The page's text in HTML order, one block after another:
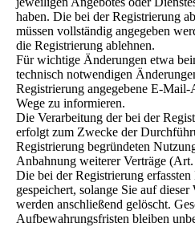
haben. Die bei der Registrierung
müssen vollständig angegeben
die Registrierung ablehnen.
Für wichtige Änderungen etwa
technisch notwendigen
Registrierung angegebene E-Mail-
Wege zu informieren.
Die Verarbeitung der bei der
erfolgt zum Zwecke der
Registrierung begründeten
Anbahnung weiterer Verträge
Die bei der Registrierung
gespeichert, solange Sie auf
werden anschließend gelöscht.
Aufbewahrungsfristen bleiben